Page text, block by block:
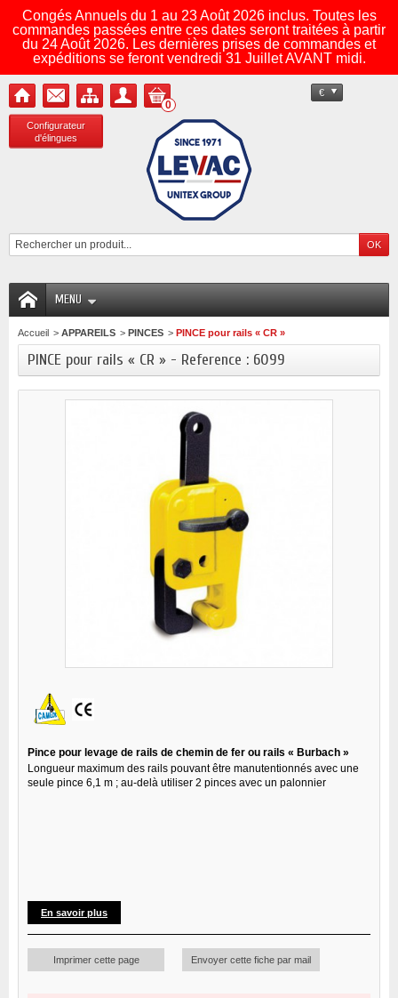
Congés Annuels du 1 au 23 Août 2026 inclus. Toutes les
commandes passées entre ces dates seront traitées à partir
du 24 Août 2026. Les dernières prises de commandes et
expéditions se feront vendredi 31 Juillet AVANT midi.
Configurateur
d'élingues
€
0
MENU
Accueil > APPAREILS > PINCES > PINCE pour rails « CR »
PINCE pour rails « CR » - Reference : 6099
Pince pour levage de rails de chemin de fer ou rails « Burbach »
Longueur maximum des rails pouvant être manutentionnés avec une
seule pince 6,1 m ; au-delà utiliser 2 pinces avec un palonnier
En savoir plus
Imprimer cette page Envoyer cette fiche par mail